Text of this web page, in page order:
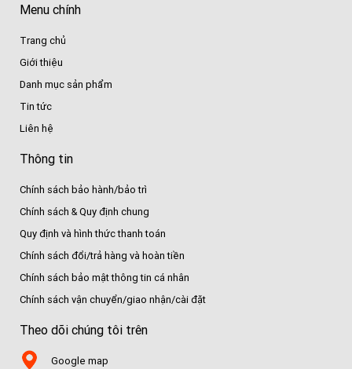
Menu chính
Trang chủ
Giới thiệu
Danh mục sản phẩm
Tin tức
Liên hệ
Thông tin
Chính sách bảo hành/bảo trì
Chính sách & Quy định chung
Quy định và hình thức thanh toán
Chính sách đổi/trả hàng và hoàn tiền
Chính sách bảo mật thông tin cá nhân
Chính sách vận chuyển/giao nhận/cài đặt
Theo dõi chúng tôi trên
Google map